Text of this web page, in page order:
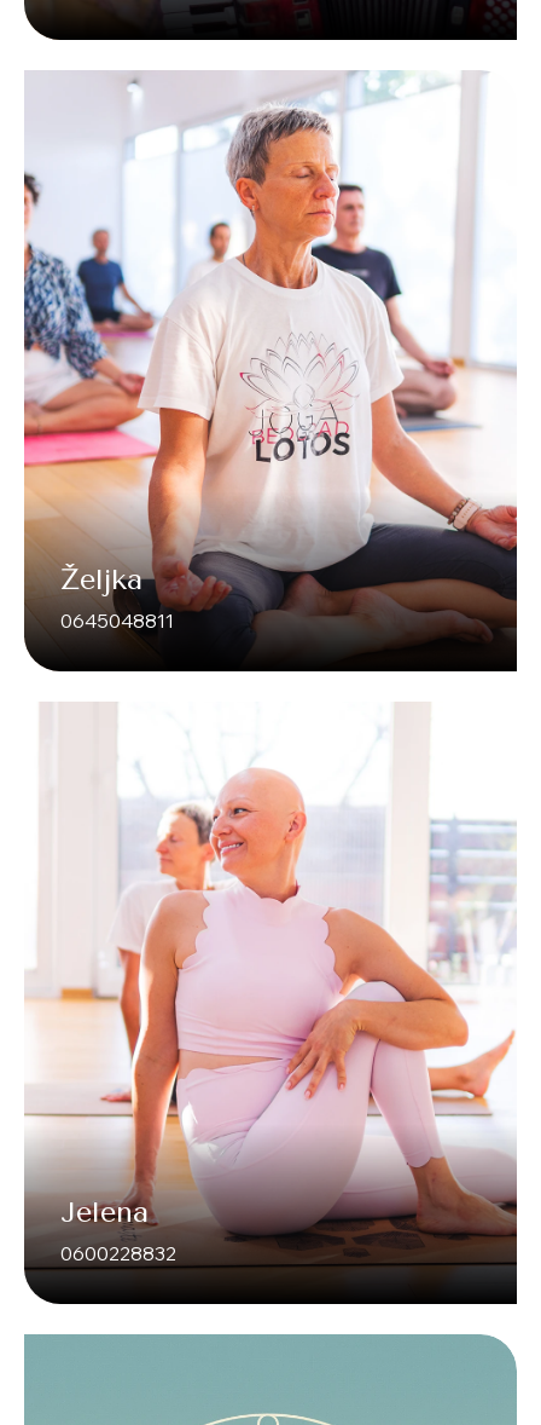
Željka
0645048811
Jelena
0600228832